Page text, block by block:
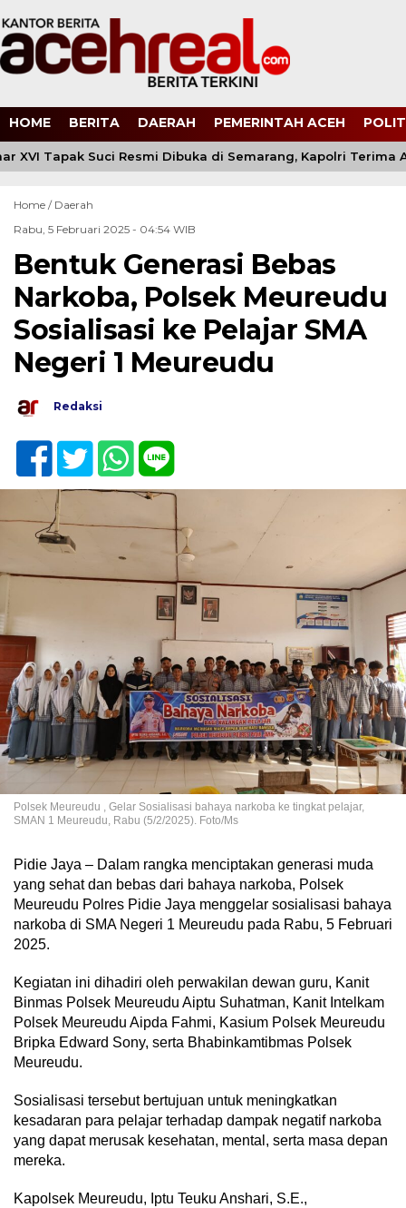
HOME BERITA DAERAH PEMERINTAH ACEH
XVI Tapak Suci Resmi Dibuka di Semarang, Kapolri Terima
Home / Daerah
Rabu, 5 Februari 2025 - 04:54 WIB
Bentuk Generasi Bebas
Narkoba, Polsek Meureudu
Sosialisasi ke Pelajar SMA
Negeri 1 Meureudu
Redaksi
Polsek Meureudu , Gelar Sosialisasi bahaya narkoba ke tingkat pelajar,
SMAN 1 Meureudu, Rabu (5/2/2025). Foto/Ms
Pidie Jaya – Dalam rangka menciptakan generasi muda
yang sehat dan bebas dari bahaya narkoba, Polsek
Meureudu Polres Pidie Jaya menggelar sosialisasi bahaya
narkoba di SMA Negeri 1 Meureudu pada Rabu, 5 Februari
2025.
Kegiatan ini dihadiri oleh perwakilan dewan guru, Kanit
Binmas Polsek Meureudu Aiptu Suhatman, Kanit Intelkam
Polsek Meureudu Aipda Fahmi, Kasium Polsek Meureudu
Bripka Edward Sony, serta Bhabinkamtibmas Polsek
Meureudu.
Sosialisasi tersebut bertujuan untuk meningkatkan
kesadaran para pelajar terhadap dampak negatif narkoba
yang dapat merusak kesehatan, mental, serta masa depan
mereka.
Kapolsek Meureudu, Iptu Teuku Anshari, S.E.,